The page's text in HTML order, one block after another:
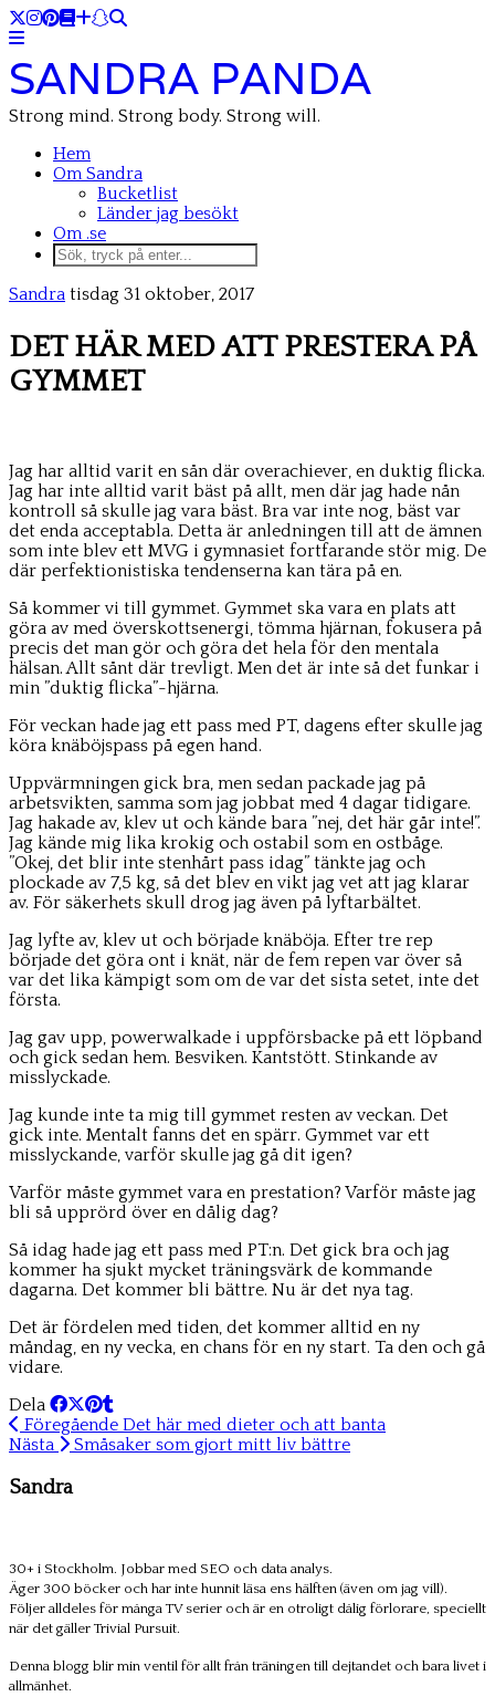
SANDRA PANDA
Strong mind. Strong body. Strong will.
Hem
Om Sandra
Bucketlist
Länder jag besökt
Om .se
Sandra tisdag 31 oktober, 2017
DET HÄR MED ATT PRESTERA PÅ
GYMMET
Jag har alltid varit en sån där overachiever, en duktig flicka.
Jag har inte alltid varit bäst på allt, men där jag hade nån
kontroll så skulle jag vara bäst. Bra var inte nog, bäst var
det enda acceptabla. Detta är anledningen till att de ämnen
som inte blev ett MVG i gymnasiet fortfarande stör mig. De
där perfektionistiska tendenserna kan tära på en.
Så kommer vi till gymmet. Gymmet ska vara en plats att
göra av med överskottsenergi, tömma hjärnan, fokusera på
precis det man gör och göra det hela för den mentala
hälsan. Allt sånt där trevligt. Men det är inte så det funkar i
min ”duktig flicka”-hjärna.
För veckan hade jag ett pass med PT, dagens efter skulle jag
köra knäböjspass på egen hand.
Uppvärmningen gick bra, men sedan packade jag på
arbetsvikten, samma som jag jobbat med 4 dagar tidigare.
Jag hakade av, klev ut och kände bara ”nej, det här går inte!”.
Jag kände mig lika krokig och ostabil som en ostbåge.
”Okej, det blir inte stenhårt pass idag” tänkte jag och
plockade av 7,5 kg, så det blev en vikt jag vet att jag klarar
av. För säkerhets skull drog jag även på lyftarbältet.
Jag lyfte av, klev ut och började knäböja. Efter tre rep
började det göra ont i knät, när de fem repen var över så
var det lika kämpigt som om de var det sista setet, inte det
första.
Jag gav upp, powerwalkade i uppförsbacke på ett löpband
och gick sedan hem. Besviken. Kantstött. Stinkande av
misslyckade.
Jag kunde inte ta mig till gymmet resten av veckan. Det
gick inte. Mentalt fanns det en spärr. Gymmet var ett
misslyckande, varför skulle jag gå dit igen?
Varför måste gymmet vara en prestation? Varför måste jag
bli så upprörd över en dålig dag?
Så idag hade jag ett pass med PT:n. Det gick bra och jag
kommer ha sjukt mycket träningsvärk de kommande
dagarna. Det kommer bli bättre. Nu är det nya tag.
Det är fördelen med tiden, det kommer alltid en ny
måndag, en ny vecka, en chans för en ny start. Ta den och gå
vidare.
Dela
Föregående Det här med dieter och att banta
Nästa
Småsaker som gjort mitt liv bättre
Sandra
30+ i Stockholm. Jobbar med SEO och data analys.
Äger 300 böcker och har inte hunnit läsa ens hälften (även om jag vill).
Följer alldeles för många TV serier och är en otroligt dålig förlorare, speciellt
när det gäller Trivial Pursuit.
Denna blogg blir min ventil för allt från träningen till dejtandet och bara livet i
allmänhet.